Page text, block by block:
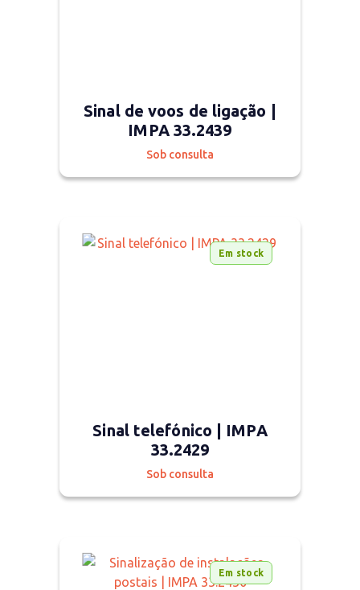
Sinal de voos de ligação |
IMPA 33.2439
Sob consulta
Em stock
Sinal telefónico | IMPA
33.2429
Sob consulta
Em stock